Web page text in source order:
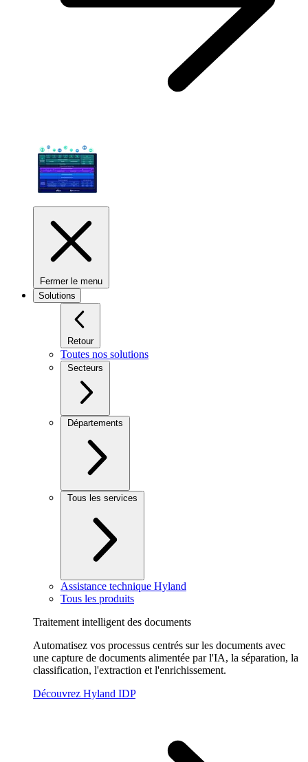
Fermer le menu
Solutions
Retour
Toutes nos solutions
Secteurs
Départements
Tous les services
Assistance technique Hyland
Tous les produits
Traitement intelligent des documents
Automatisez vos processus centrés sur les documents avec
une capture de documents alimentée par l'IA, la séparation, la
classification, l'extraction et l'enrichissement.
Découvrez Hyland IDP